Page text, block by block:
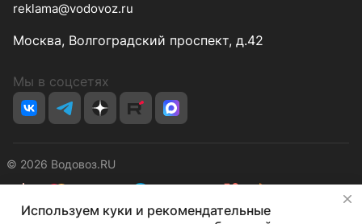
reklama@vodovoz.ru
Москва, Волгоградский проспект, д.42
Мы в соцсетях
© 2026 Водовоз.RU
КонфиденциальностьОферта
Используем куки и рекомендательные